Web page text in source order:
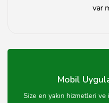
var
oyunları oynama imkanı
Mobil
Size en yakın hizmetleri